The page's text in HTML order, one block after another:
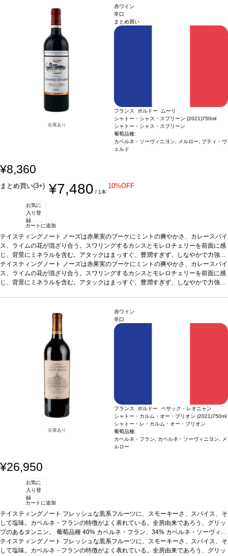
在庫あり
赤ワイン
辛口
まとめ買い
フランス ボルドー ムーリ
シャトー・シャス・スプリーン (2021)750ml
シャトー・シャス・スプリーン
葡萄品種:
カベルネ・ソーヴィニヨン, メルロー, プティ・ヴ
ェルド
¥8,360
まとめ買い(3+) ¥7,480 / 1本
10%OFF
お気に
入り登
録
カートに追加
テイスティングノート ノーズは赤果実のブーケにミントの爽やかさ、カレースパイ
ス、ライムの花が混ざり合う。スワリングするカシスとモレロチェリーを前面に感
じ、背景にミネラルを含む。アタックはまっすぐ、豊潤すぎず、しなやかで力強い
味わいを示す。滑らかなタンニンは繊細に織り込まれ、石灰質も感じる。長い余韻
の後味は見事。葡萄品種53% カベルネ・ソーヴィニヨン、38% メルロー、9% プ
ティ・ヴェルド
テイスティングノート ノーズは赤果実のブーケにミントの爽やかさ、カレースパイ
ス、ライムの花が混ざり合う。スワリングするカシスとモレロチェリーを前面に感
じ、背景にミネラルを含む。アタックはまっすぐ、豊潤すぎず、しなやかで力強い
在庫あり
赤ワイン
辛口
フランス ボルドー ペサック・レオニャン
シャトー・カルム・オー・ブリオン (2021)750ml
シャトー・レ・カルム・オー・ブリオン
葡萄品種:
カベルネ・フラン, カベルネ・ソーヴィニヨン, メ
ルロー
¥26,950
お気に
入り登
録
カートに追加
テイスティングノート フレッシュな黒系フルーツに、スモーキーさ、スパイス、そ
して塩味。カベルネ・フランの特徴がよく表れている。全房由来であろう、グリッ
プのあるタンニン。 葡萄品種 40% カベルネ・フラン、34% カベルネ・ソーヴィニ
ヨン、26% メルロー
テイスティングノート フレッシュな黒系フルーツに、スモーキーさ、スパイス、そ
して塩味。カベルネ・フランの特徴がよく表れている。全房由来であろう、グリッ